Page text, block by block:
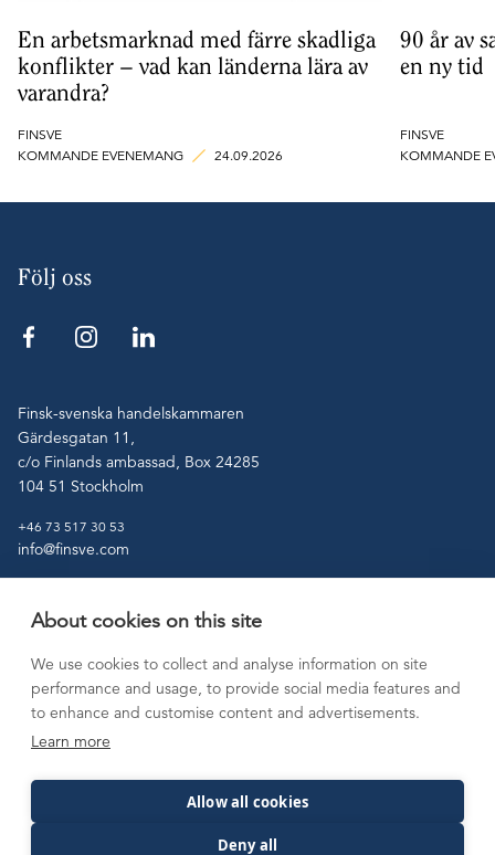
En arbetsmarknad med färre skadliga
konflikter – vad kan länderna lära av
varandra?
FINSVE
KOMMANDE EVENEMANG
24.09.2026
90 år av
en ny tid
FINSVE
KOMMANDE
Följ oss
Finsk-svenska handelskammaren
Gärdesgatan 11,
c/o Finlands ambassad, Box 24285
104 51 Stockholm
+46 73 517 30 53
info@finsve.com
Tjänster
Etablering på
marknaden
Viktiga länkar
Medlemskap
Aktuellt
Kontakt
About cookies on this site
We use cookies to collect and analyse information on site
performance and usage, to provide social media features and
to enhance and customise content and advertisements.
Learn more
Allow all cookies
Deny all